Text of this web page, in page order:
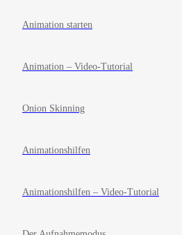
Animation starten
Animation – Video-Tutorial
Onion Skinning
Animationshilfen
Animationshilfen – Video-Tutorial